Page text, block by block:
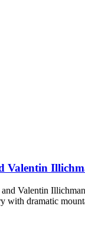
Valentin
Valentin
with dramatic